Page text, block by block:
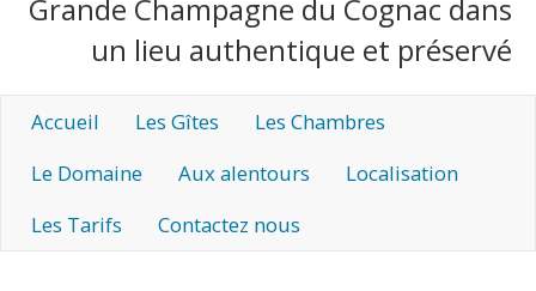
Grande Champagne du Cognac dans
un lieu authentique et préservé
Accueil Les Gîtes
Les Chambres
Le Domaine
Aux alentours
Localisation
Les Tarifs
Contactez nous